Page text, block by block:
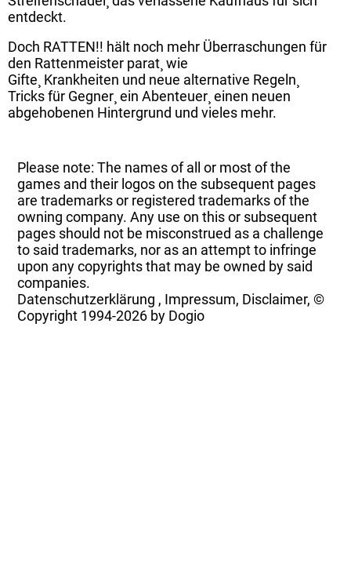
entdeckt.
Doch RATTEN!! hält noch mehr Überraschungen für
den Rattenmeister parat¸ wie
Gifte¸ Krankheiten und neue alternative Regeln¸
Tricks für Gegner¸ ein Abenteuer¸ einen neuen
abgehobenen Hintergrund und vieles mehr.
Please note: The names of all or most of the
games and their logos on the subsequent pages
are trademarks or registered trademarks of the
owning company. Any use on this or subsequent
pages should not be misconstrued as a challenge
to said trademarks, nor as an attempt to infringe
upon any copyrights that may be owned by said
companies.
Datenschutzerklärung , Impressum, Disclaimer, ©
Copyright 1994-2026 by Dogio